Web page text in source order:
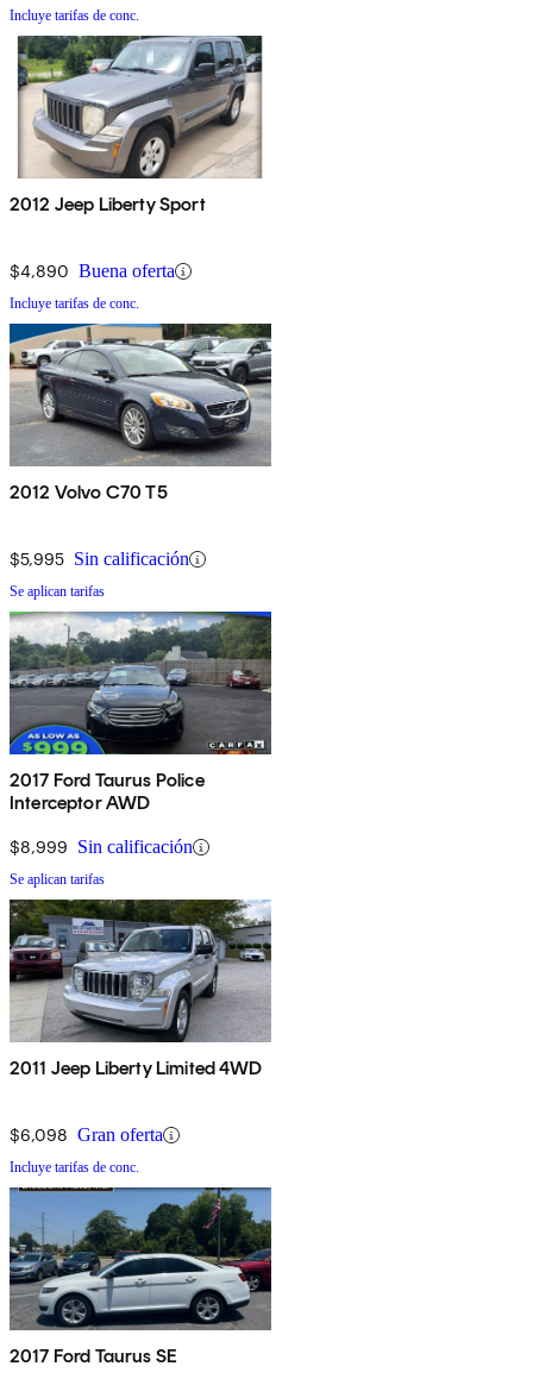
Incluye tarifas de conc.
2012 Jeep Liberty Sport
$4,890 Buena oferta
Incluye tarifas de conc.
2012 Volvo C70 T5
$5,995 Sin calificación
Se aplican tarifas
2017 Ford Taurus Police
Interceptor AWD
$8,999 Sin calificación
Se aplican tarifas
2011 Jeep Liberty Limited 4WD
$6,098 Gran oferta
Incluye tarifas de conc.
2017 Ford Taurus SE